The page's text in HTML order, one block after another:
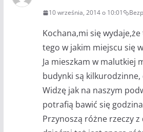
10 września, 2014 o 10:01
Kochana,mi się
tego w jakim miejscu się
Ja mieszkam w malutkiej
budynki są
Widzę jak na naszym
potrafią bawić się
Przynoszą różne rzeczy